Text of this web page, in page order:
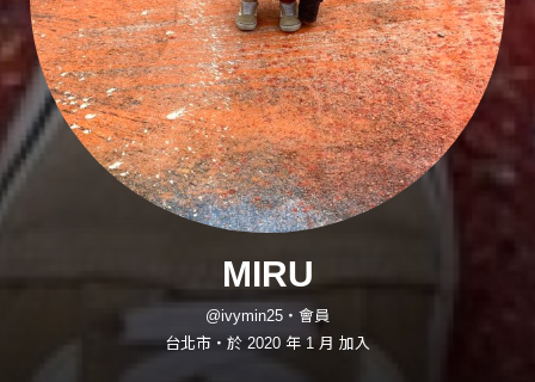
MIRU
@ivymin25・會員
台北市・於 2020 年 1 月 加入